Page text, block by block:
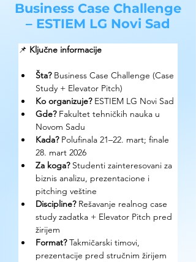
Business Case Challenge
– ESTIEM LG Novi Sad
📌 Ključne informacije
Šta? Business Case Challenge (Case
Study + Elevator Pitch)
Ko organizuje? ESTIEM LG Novi Sad
Gde? Fakultet tehničkih nauka u
Novom Sadu
Kada? Polufinala 21–22. mart; finale
28. mart 2026
Za koga? Studenti zainteresovani za
biznis analizu, prezentacione i
pitching veštine
Discipline? Rešavanje realnog case
study zadatka + Elevator Pitch pred
žirijem
Format? Takmičarski timovi,
prezentacije pred stručnim žirijem